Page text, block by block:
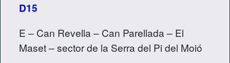
D15
E – Can Revella – Can Parellada – El
Maset – sector de la Serra del Pi del Moió